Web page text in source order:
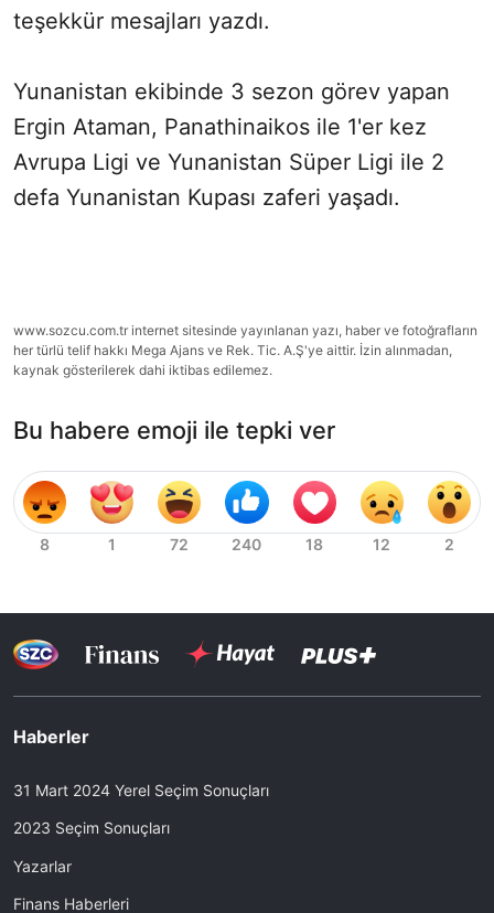
teşekkür mesajları yazdı.
Yunanistan ekibinde 3 sezon görev yapan
Ergin Ataman, Panathinaikos ile 1'er kez
Avrupa Ligi ve Yunanistan Süper Ligi ile 2
defa Yunanistan Kupası zaferi yaşadı.
www.sozcu.com.tr internet sitesinde yayınlanan yazı, haber ve fotoğrafların
her türlü telif hakkı Mega Ajans ve Rek. Tic. A.Ş'ye aittir. İzin alınmadan,
kaynak gösterilerek dahi iktibas edilemez.
Bu habere emoji ile tepki ver
Haberler
31 Mart 2024 Yerel Seçim Sonuçları
2023 Seçim Sonuçları
Yazarlar
Finans Haberleri